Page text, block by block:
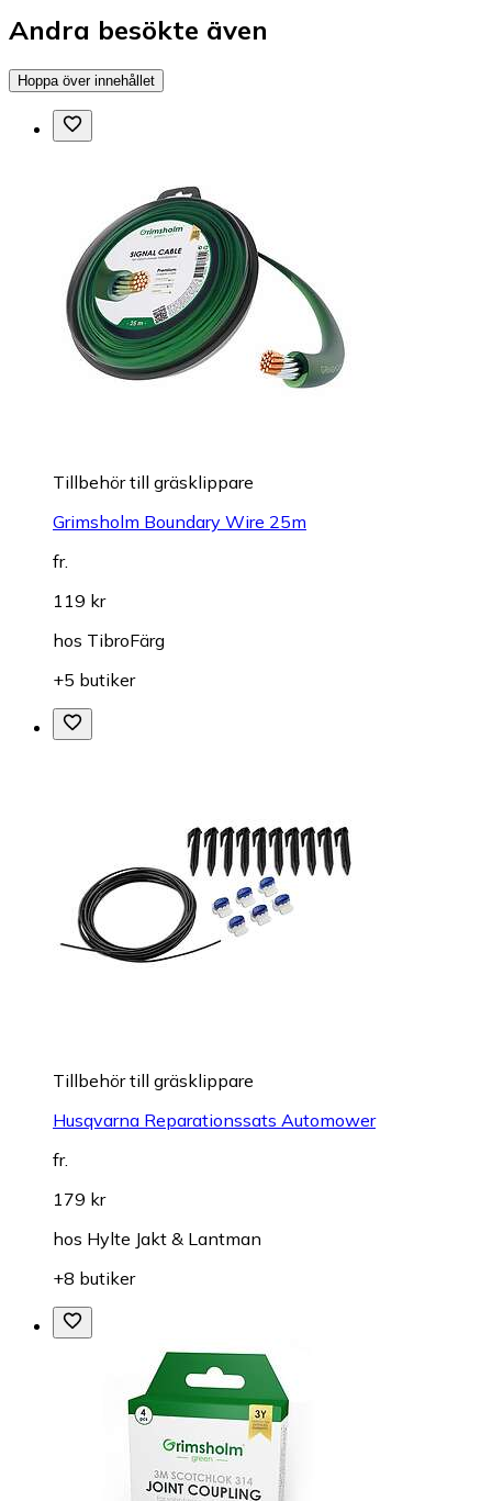
Andra besökte även
Hoppa över innehållet
Tillbehör till gräsklippare
Grimsholm Boundary Wire 25m
fr.
119 kr
hos TibroFärg
+5 butiker
Tillbehör till gräsklippare
Husqvarna Reparationssats Automower
fr.
179 kr
hos Hylte Jakt & Lantman
+8 butiker